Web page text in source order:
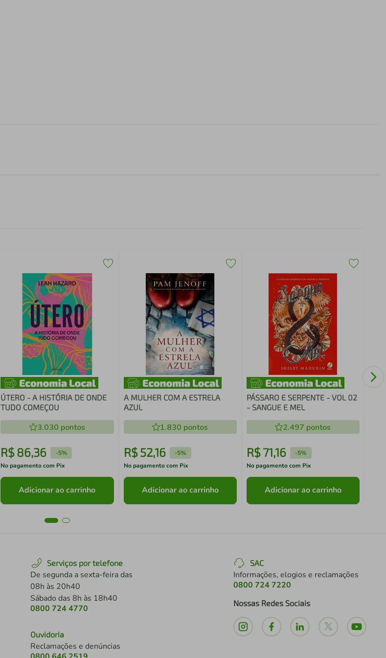
ÚTERO - A HISTÓRIA DE ONDE
TUDO COMEÇOU
3.030 pontos
R$86,36 -5%
No pagamento com Pix
Adicionar ao carrinho
A MULHER COM A ESTRELA
AZUL
1.830 pontos
R$ 52,16 -5%
No pagamento com Pix
Adicionar ao carrinho
PÁSSARO E SERPENTE - VOL 02
- SANGUE E MEL
2.497 pontos
R$ 71,16 -5%
No pagamento com Pix
Adicionar ao carrinho
Serviços por telefone
De segunda a sexta-feira das
08h às 20h40
Sábado das 8h às 18h40
0800 724 4770
Ouvidoria
Reclamações e denúncias
SAC
Informações, elogios e reclamações
0800 724 7220
Nossas Redes Sociais